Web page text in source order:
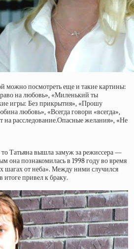
можно посмотреть еще и такие картины:
на любовь», «Миленький ты
игры: Без прикрытия», «Прошу
любовь», «Всегда говори «всегда»,
на расследование.Опасные желания», «Не
Татьяна вышла замуж за режиссера —
она познакомилась в 1998 году во время
шагах от неба». Между ними случился
привел к браку.